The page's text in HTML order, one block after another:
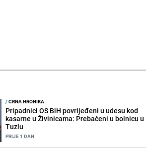
/CRNA HRONIKA
Pripadnici OS BiH povrijeđeni u udesu kod
kasarne u Živinicama: Prebačeni u bolnicu u
Tuzlu
PRIJE 1 DAN